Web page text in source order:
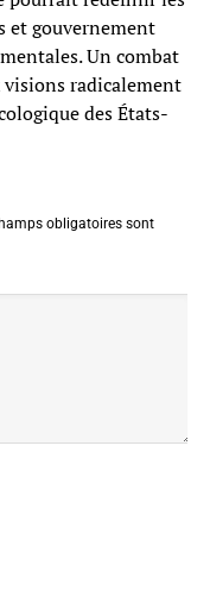
et gouvernement
Un combat
radicalement
des États-
obligatoires sont